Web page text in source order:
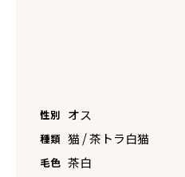
性別
種類
毛色
オス
猫 / 茶トラ白猫
茶白